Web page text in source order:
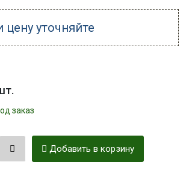
цену уточняйте
заказ
Добавить в корзину